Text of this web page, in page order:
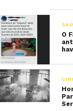
O